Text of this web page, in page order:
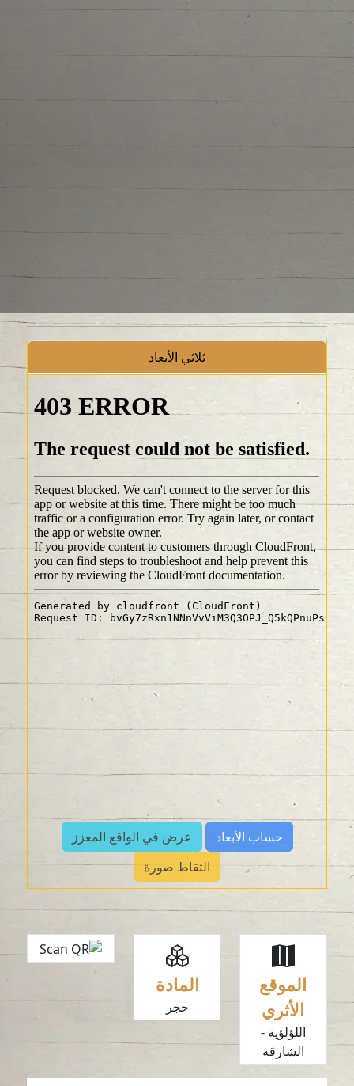
ثلاثي الأبعاد
حساب الأبعاد
عرض في الواقع المعزز
التقاط صورة
الموقع
الأثري
اللؤلؤية -
الشارقة
المادة
حجر